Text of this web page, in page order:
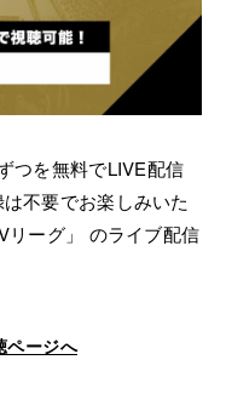
つを無料でLIVE配信
不要でお楽しみいた
リーグ」 のライブ配信
ページへ